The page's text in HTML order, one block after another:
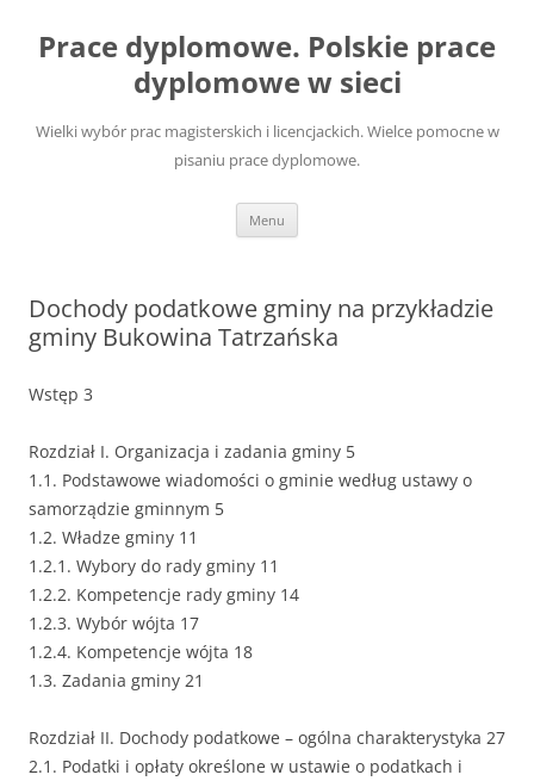
treści
Prace dyplomowe. Polskie prace
dyplomowe w sieci
Wielki wybór prac magisterskich i licencjackich. Wielce pomocne w
pisaniu prace dyplomowe.
Menu
Dochody podatkowe gminy na przykładzie
gminy Bukowina Tatrzańska
Wstęp 3
Rozdział I. Organizacja i zadania gminy 5
1.1. Podstawowe wiadomości o gminie według ustawy o
samorządzie gminnym 5
1.2. Władze gminy 11
1.2.1. Wybory do rady gminy 11
1.2.2. Kompetencje rady gminy 14
1.2.3. Wybór wójta 17
1.2.4. Kompetencje wójta 18
1.3. Zadania gminy 21
Rozdział II. Dochody podatkowe – ogólna charakterystyka 27
2.1. Podatki i opłaty określone w ustawie o podatkach i